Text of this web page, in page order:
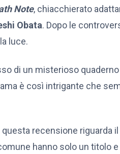
Note, chiacchierato
Obata. Dopo le
luce.
di un misterioso
è così intrigante che
recensione riguarda
hanno solo un titolo